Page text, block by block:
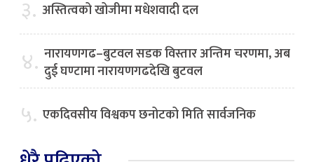
३. अस्तित्वको खोजीमा मधेशवादी दल
४. नारायणगढ–बुटवल सडक विस्तार अन्तिम चरणमा, अब
दुई घण्टामा नारायणगढदेखि बुटवल
५. एकदिवसीय विश्वकप छनोटको मिति सार्वजनिक